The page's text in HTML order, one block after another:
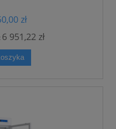
zł
6 951,22 zł